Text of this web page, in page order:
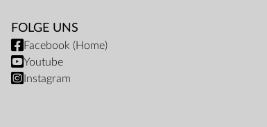
FOLGE UNS
Facebook (Home)
Youtube
Instagram